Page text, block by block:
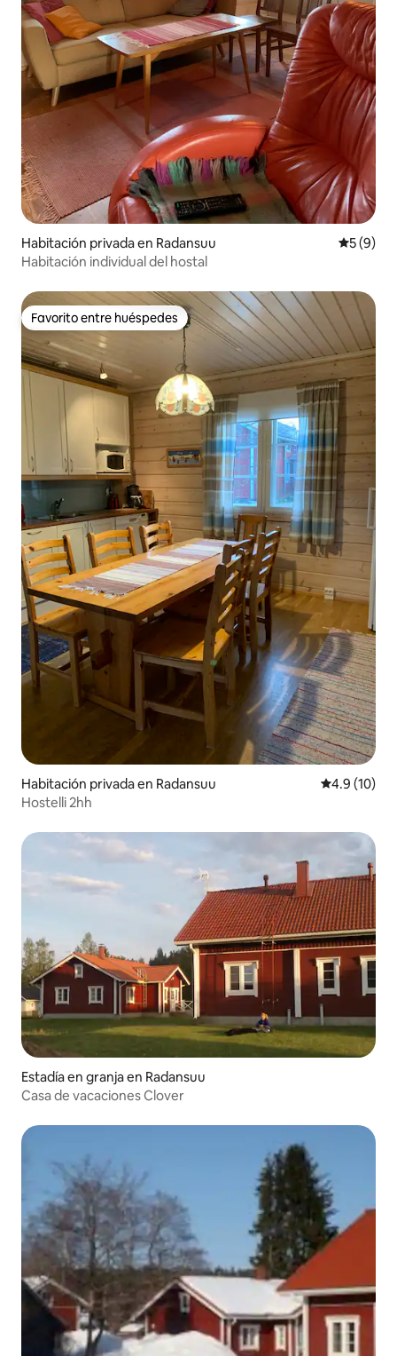
Habitación privada en Radansuu
5 (9)
Habitación individual del hostal
Favorito entre huéspedes
Favorito entre huéspedes
Habitación privada en Radansuu Calificación
4.9 (10)
Hostelli 2hh
Estadía en granja en Radansuu
Casa de vacaciones Clover